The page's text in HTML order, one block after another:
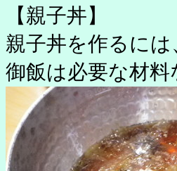
【親子丼】
親子丼を作るに
御飯は必要な材